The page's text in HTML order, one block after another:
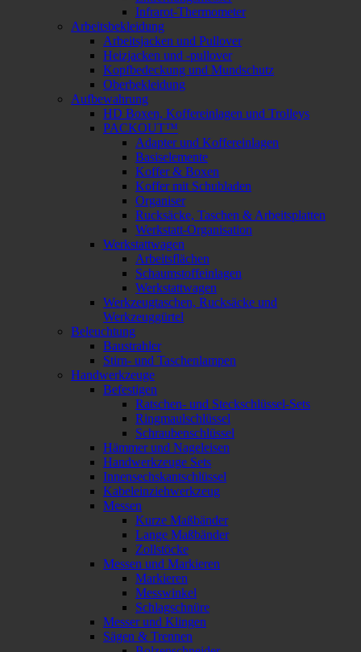
Infrarot-Thermometer
Arbeitsbekleidung
Arbeitsjacken und Pullover
Heizjacken und -pullover
Kopfbedeckung und Mundschutz
Oberbekleidung
Aufbewahrung
HD Boxen, Koffereinlagen und Trolleys
PACKOUT™
Adapter und Koffereinlagen
Basiselemente
Koffer & Boxen
Koffer mit Schubladen
Organiser
Rucksäcke, Taschen & Arbeitsplatten
Werkstatt-Organisation
Werkstattwagen
Arbeitsflächen
Schaumstoffeinlagen
Werkstattwagen
Werkzeugtaschen, Rucksäcke und
Werkzeuggürtel
Beleuchtung
Baustrahler
Stirn- und Taschenlampen
Handwerkzeuge
Befestigen
Ratschen- und Steckschlüssel-Sets
Ringmaulschlüssel
Schraubenschlüssel
Hämmer und Nageleisen
Handwerkzeuge Sets
Innensechskantschlüssel
Kabeleinziehwerkzeug
Messen
Kurze Maßbänder
Lange Maßbänder
Zollstöcke
Messen und Markieren
Markieren
Messwinkel
Schlagschnüre
Messer und Klingen
Sägen & Trennen